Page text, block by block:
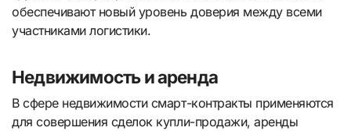
обеспечивают новый уровень доверия между всеми
участниками логистики.
Недвижимость и аренда
В сфере недвижимости смарт-контракты применяются
для совершения сделок купли-продажи, аренды